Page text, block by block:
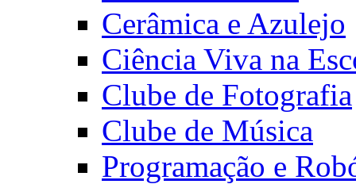
Cerâmica e Azulejo
Ciência Viva na
Clube de Fotografia
Clube de Música
Programação e